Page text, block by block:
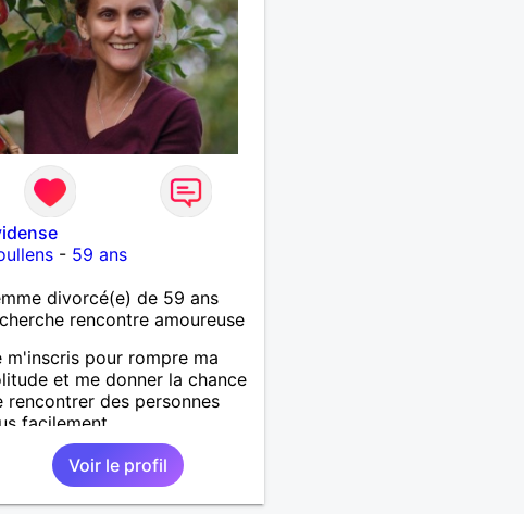
- 59 ans
divorcé(e) de 59 ans
rencontre amoureuse
m'inscris pour rompre ma
et me donner la chance
rencontrer des personnes
facilement.
Voir le profil